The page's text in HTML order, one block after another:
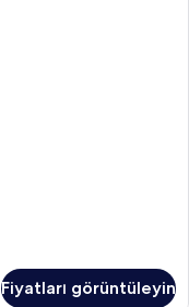
Fiyatları görüntüleyin